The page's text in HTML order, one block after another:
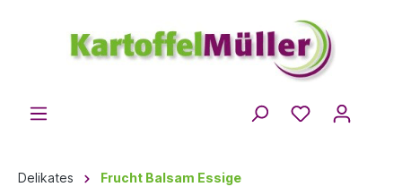
Delikates Frucht Balsam Essige